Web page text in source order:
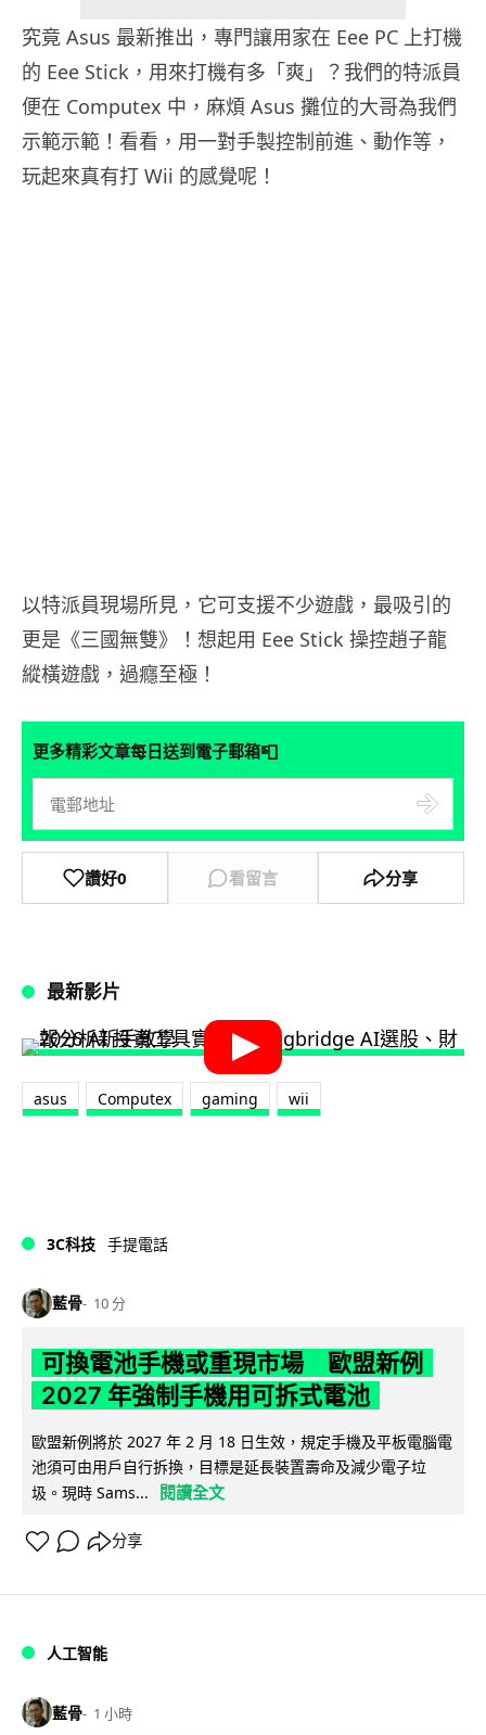
究竟 Asus 最新推出，專門讓用家在 Eee PC 上打機
的 Eee Stick，用來打機有多「爽」？我們的特派員
便在 Computex 中，麻煩 Asus 攤位的大哥為我們
示範示範！看看，用一對手製控制前進、動作等，
玩起來真有打 Wii 的感覺呢！
以特派員現場所見，它可支援不少遊戲，最吸引的
更是《三國無雙》！想起用 Eee Stick 操控趙子龍
縱橫遊戲，過癮至極！
更多精彩文章每日送到電子郵箱📮
讚好0 看留言 分享
最新影片
asus Computex gaming wii
3C科技 手提電話
藍骨 10 分
可換電池手機或重現市場 歐盟新例
2027 年強制手機用可拆式電池
歐盟新例將於 2027 年 2 月 18 日生效，規定手機及平板電腦電
池須可由用戶自行拆換，目標是延長裝置壽命及減少電子垃
圾。現時 Sams...
閱讀全文
分享
人工智能
藍骨 1 小時